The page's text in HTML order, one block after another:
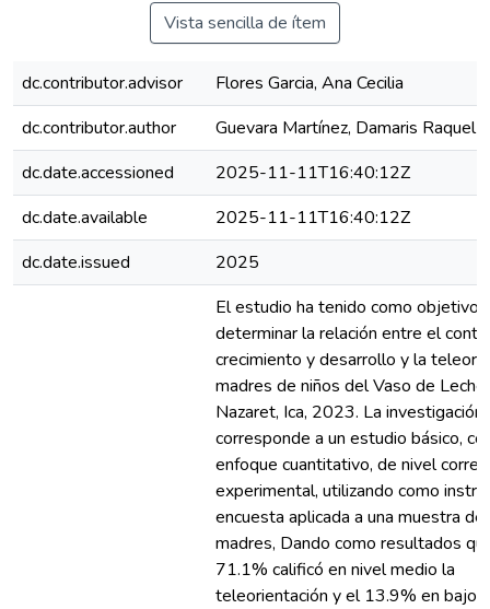
Vista sencilla de ítem
dc.contributor.advisor
Flores Garcia, Ana Cecilia
dc.contributor.author
Guevara Martínez, Damaris Raquel
dc.date.accessioned
2025-11-11T16:40:12Z
dc.date.available
2025-11-11T16:40:12Z
dc.date.issued
2025
El estudio ha tenido como objetivo
determinar la relación entre el
crecimiento y desarrollo y la
madres de niños del Vaso de Leche
Nazaret, Ica, 2023. La investigación
corresponde a un estudio básico,
enfoque cuantitativo, de nivel
experimental, utilizando como
encuesta aplicada a una muestra
madres, Dando como resultados
71.1% calificó en nivel medio la
teleorientación y el 13.9% en bajo